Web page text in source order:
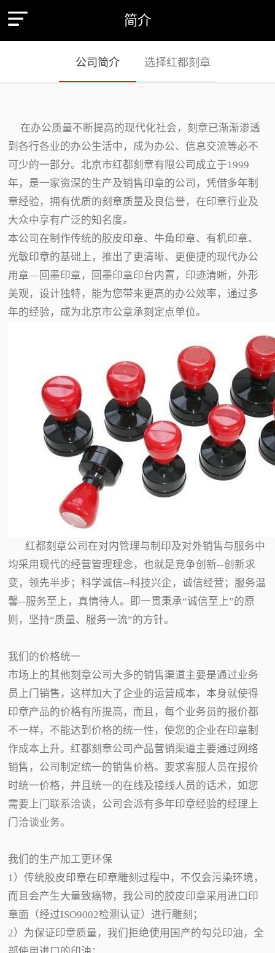
简介
公司简介 选择红都刻章
在办公质量不断提高的现代化社会，刻章已渐渐渗透
到各行各业的办公生活中，成为办公、信息交流等必不
可少的一部分。北京市红都刻章有限公司成立于1999
年，是一家资深的生产及销售印章的公司，凭借多年制
章经验，拥有优质的刻章质量及良信誉，在印章行业及
大众中享有广泛的知名度。
本公司在制作传统的胶皮印章、牛角印章、有机印章、
光敏印章的基础上，推出了更清晰、更便捷的现代办公
用章—回墨印章，回墨印章印台内置，印迹清晰，外形
美观，设计独特，能为您带来更高的办公效率，通过多
年的经验，成为北京市公章承刻定点单位。
红都刻章公司在对内管理与制印及对外销售与服务中
均采用现代的经营管理理念，也就是竞争创新--创新求
变，领先半步；科学诚信--科技兴企，诚信经营；服务温
馨--服务至上，真情待人。即一贯秉承“诚信至上”的原
则，坚持“质量、服务一流”的方针。
我们的价格统一
市场上的其他刻章公司大多的销售渠道主要是通过业务
员上门销售，这样加大了企业的运营成本，本身就使得
印章产品的价格有所提高，而且，每个业务员的报价都
不一样，不能达到价格的统一性，使您的企业在印章制
作成本上升。红都刻章公司产品营销渠道主要通过网络
销售，公司制定统一的销售价格。要求客服人员在报价
时统一价格，并且统一的在线及接线人员的话术，如您
需要上门联系洽谈，公司会派有多年印章经验的经理上
门洽谈业务。
我们的生产加工更环保
1）传统胶皮印章在印章雕刻过程中，不仅会污染环境，
而且会产生大量致癌物，我公司的胶皮印章采用进口印
章面（经过ISO9002检测认证）进行雕刻；
2）为保证印章质量，我们拒绝使用国产的勾兑印油，全